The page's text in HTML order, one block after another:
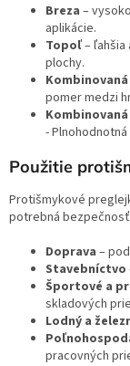
Breza –
aplikácie.
Topoľ–
plochy.
pomer medzi
-
Použitie
Protišmykové
potrebná
Doprava –
Stavebníctvo
Športové a
skladových
Lodný a
pracovných